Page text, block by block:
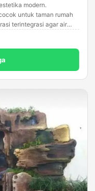
modern.
untuk taman rumah
terintegrasi agar air